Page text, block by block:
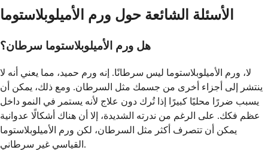
الأسئلة الشائعة حول ورم الأميلوبلاستوما
هل ورم الأميلوبلاستوما سرطان؟
لا، ورم الأميلوبلاستوما ليس سرطانًا. إنه ورم حميد، مما يعني أنه لا
ينتشر إلى أجزاء أخرى من جسمك مثل السرطان. ومع ذلك، يمكن أن
يسبب ضررًا محليًا كبيرًا إذا تُرك دون علاج لأنه يستمر في النمو داخل
عظم فكك. على الرغم من ندرته الشديدة، إلا أن هناك أشكالًا عدوانية
يمكن أن تتصرف أكثر مثل السرطان، لكن ورم الأميلوبلاستوما
القياسي غير سرطاني.